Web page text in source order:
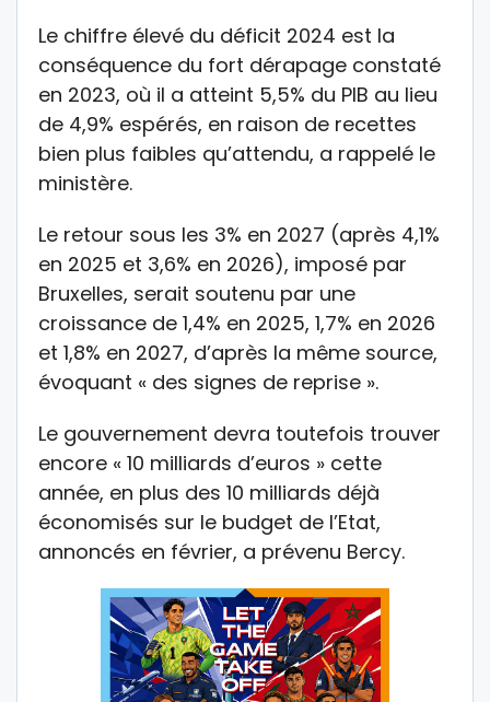
Le chiffre élevé du déficit 2024 est la
conséquence du fort dérapage constaté
en 2023, où il a atteint 5,5% du PIB au lieu
de 4,9% espérés, en raison de recettes
bien plus faibles qu’attendu, a rappelé le
ministère.
Le retour sous les 3% en 2027 (après 4,1%
en 2025 et 3,6% en 2026), imposé par
Bruxelles, serait soutenu par une
croissance de 1,4% en 2025, 1,7% en 2026
et 1,8% en 2027, d’après la même source,
évoquant « des signes de reprise ».
Le gouvernement devra toutefois trouver
encore « 10 milliards d’euros » cette
année, en plus des 10 milliards déjà
économisés sur le budget de l’Etat,
annoncés en février, a prévenu Bercy.